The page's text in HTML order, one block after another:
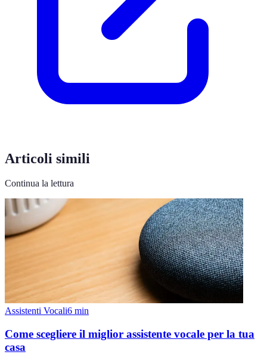
Articoli simili
Continua la lettura
Assistenti Vocali6 min
Come scegliere il miglior assistente vocale per la tua
casa